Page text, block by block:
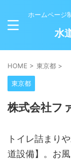
ホームページ
水
HOME > 東京都 >
東京都
株式会社フ
トイレ詰まり
道設備】。お